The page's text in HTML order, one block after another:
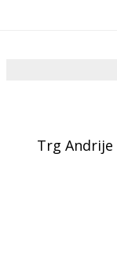
Trg Andrije